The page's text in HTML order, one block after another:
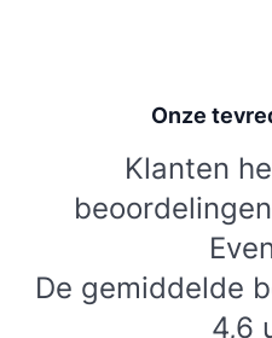
Onze
Klanten
De gemiddelde
4,6